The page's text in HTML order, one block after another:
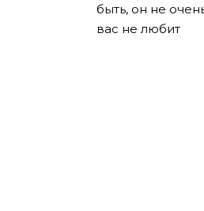
быть, он не
вас не любит